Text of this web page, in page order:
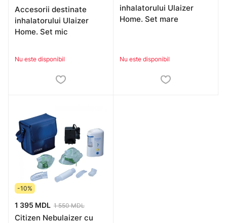
Accesorii destinate
inhalatorului Ulaizer
Home. Set mic
Nu este disponibil
inhalatorului Ulaizer
Home. Set mare
Nu este disponibil
-10%
1 395 MDL 1 550 MDL
Citizen Nebulaizer cu